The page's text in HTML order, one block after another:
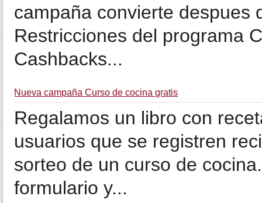
campaña convierte despues
Restricciones del programa
Cashbacks...
Nueva campaña Curso de cocina gratis
Regalamos un libro con
usuarios que se registren
sorteo de un curso de
formulario y...